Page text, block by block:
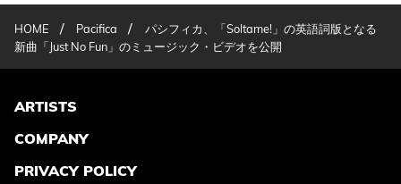
HOME / Pacifica /
パシフィカ、「Soltame!」の英語詞版となる
新曲「Just No Fun」のミュージック・ビデオを公開
ARTISTS
COMPANY
PRIVACY POLICY